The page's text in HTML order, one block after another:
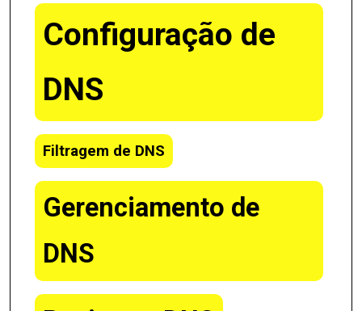
Configuração de
DNS
Filtragem de DNS
Gerenciamento de
DNS